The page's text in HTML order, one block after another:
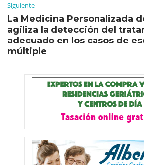
Siguiente
La Medicina Personalizada
agiliza la detección del
adecuado en los casos de
múltiple